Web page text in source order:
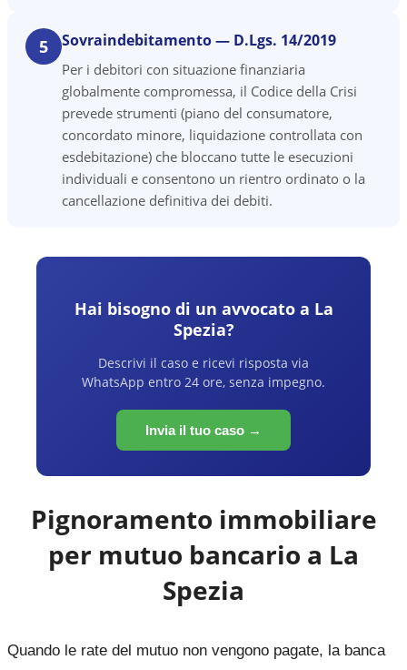
5 Sovraindebitamento — D.Lgs. 14/2019
Per i debitori con situazione finanziaria
globalmente compromessa, il Codice della Crisi
prevede strumenti (piano del consumatore,
concordato minore, liquidazione controllata con
esdebitazione) che bloccano tutte le esecuzioni
individuali e consentono un rientro ordinato o la
cancellazione definitiva dei debiti.
Hai bisogno di un avvocato a La
Spezia?
Descrivi il caso e ricevi risposta via
WhatsApp entro 24 ore, senza impegno.
Invia il tuo caso →
Pignoramento immobiliare
per mutuo bancario a La
Spezia
Quando le rate del mutuo non vengono pagate, la banca